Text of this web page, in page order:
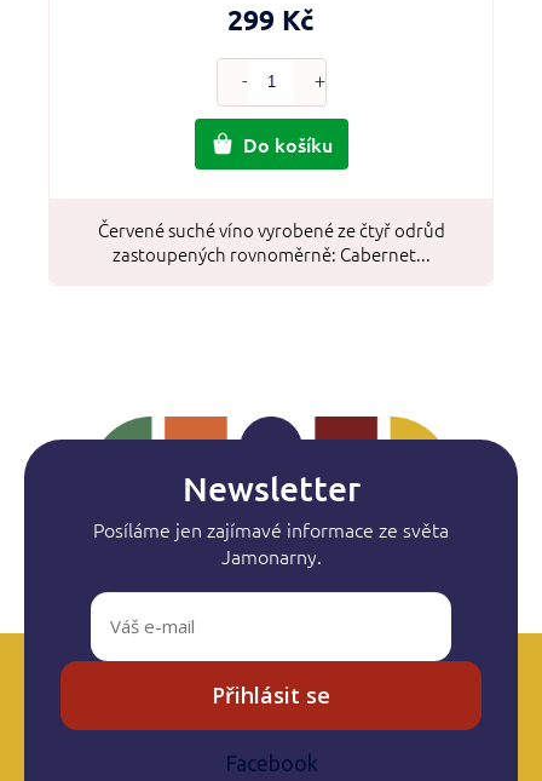
299 Kč
Do košíku
Červené suché víno vyrobené ze čtyř odrůd
zastoupených rovnoměrně: Cabernet...
Newsletter
Posíláme jen zajímavé informace ze světa
Jamonarny.
Přihlásit se
Facebook